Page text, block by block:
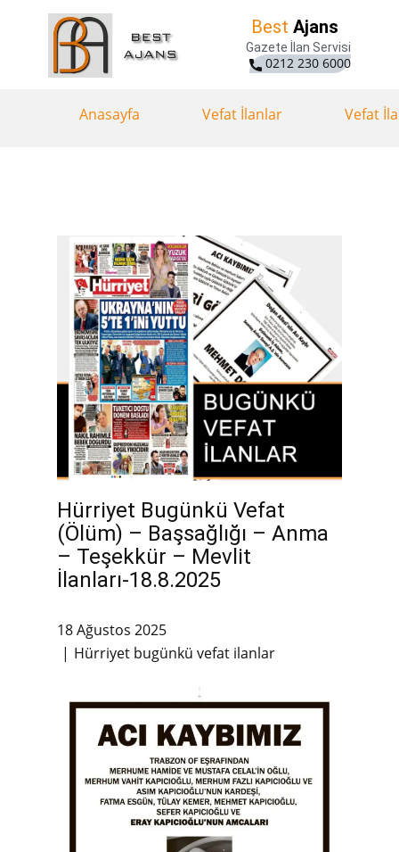
Best Ajans
Gazete İlan Servisi
0212 230 6000
Anasayfa Vefat İlanlar Vefat
Hürriyet Bugünkü Vefat
(Ölüm) – Başsağlığı – Anma
– Teşekkür – Mevlit
İlanları-18.8.2025
18 Ağustos 2025
Hürriyet bugünkü vefat ilanlar